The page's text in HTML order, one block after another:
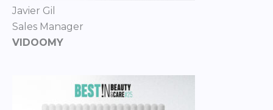
Javier Gil
Sales Manager
VIDOOMY